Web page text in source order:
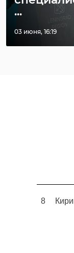
...
03 июня, 16:19
8